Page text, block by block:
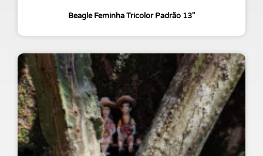
Beagle Feminha Tricolor Padrão 13″